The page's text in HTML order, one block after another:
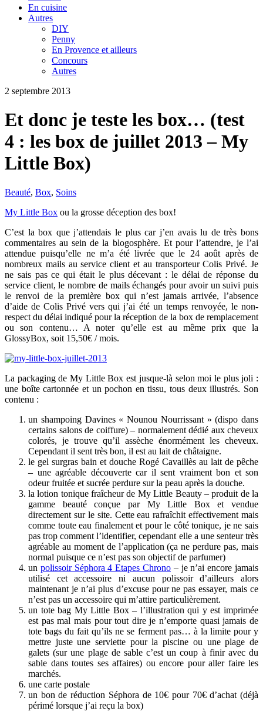
En cuisine
Autres
DIY
Penny
En Provence et ailleurs
Concours
Autres
2 septembre 2013
Et donc je teste les box… (test
4 : les box de juillet 2013 – My
Little Box)
Beauté, Box, Soins
My Little Box ou la grosse déception des box!
C’est la box que j’attendais le plus car j’en avais lu de très bons
commentaires au sein de la blogosphère. Et pour l’attendre, je l’ai
attendue puisqu’elle ne m’a été livrée que le 24 août après de
nombreux mails au service client et au transporteur Colis Privé. Je
ne sais pas ce qui était le plus décevant : le délai de réponse du
service client, le nombre de mails échangés pour avoir un suivi puis
le renvoi de la première box qui n’est jamais arrivée, l’absence
d’aide de Colis Privé vers qui j’ai été un temps renvoyée, le non-
respect du délai indiqué pour la réception de la box de remplacement
ou son contenu… A noter qu’elle est au même prix que la
GlossyBox, soit 15,50€ / mois.
La packaging de My Little Box est jusque-là selon moi le plus joli :
une boîte cartonnée et un pochon en tissu, tous deux illustrés. Son
contenu :
un shampoing Davines « Nounou Nourrissant » (dispo dans
certains salons de coiffure) – normalement dédié aux cheveux
colorés, je trouve qu’il assèche énormément les cheveux.
Cependant il sent très bon, il est au lait de châtaigne.
le gel surgras bain et douche Rogé Cavaillès au lait de pêche
– une agréable découverte car il sent vraiment bon et son
odeur fruitée et sucrée perdure sur la peau après la douche.
la lotion tonique fraîcheur de My Little Beauty – produit de la
gamme beauté conçue par My Little Box et vendue
directement sur le site. Cette eau rafraîchit effectivement mais
comme toute eau finalement et pour le côté tonique, je ne sais
pas trop comment l’identifier, cependant elle a une senteur très
agréable au moment de l’application (ça ne perdure pas, mais
normal puisque ce n’est pas son objectif de parfumer)
un polissoir Séphora 4 Etapes Chrono – je n’ai encore jamais
utilisé cet accessoire ni aucun polissoir d’ailleurs alors
maintenant je n’ai plus d’excuse pour ne pas essayer, mais ce
n’est pas un accessoire qui m’attire particulièrement.
un tote bag My Little Box – l’illustration qui y est imprimée
est pas mal mais pour tout dire je n’emporte quasi jamais de
tote bags du fait qu’ils ne se ferment pas… à la limite pour y
mettre juste une serviette pour la piscine ou une plage de
galets (sur une plage de sable c’est un coup à finir avec du
sable dans toutes ses affaires) ou encore pour aller faire les
marchés.
une carte postale
un bon de réduction Séphora de 10€ pour 70€ d’achat (déjà
périmé lorsque j’ai reçu la box)